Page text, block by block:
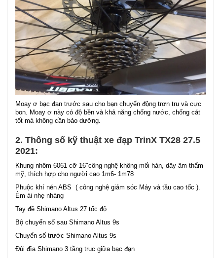
Moay ơ bạc đạn trước sau cho bạn chuyển động trơn tru và cực
bon. Moay ơ này có độ bền và khả năng chống nước, chống cát
tốt mà không cần bảo dưỡng.
2. Thông số kỹ thuật xe đạp TrinX TX28 27.5
2021:
Khung nhôm 6061 cỡ 16″công nghệ không mối hàn, dây âm thẩm
mỹ, thích hợp cho người cao 1m6- 1m78
Phuộc khí nén ABS ( công nghệ giảm sóc Máy và tầu cao tốc ).
Êm ái nhẹ nhàng
Tay đề Shimano Altus 27 tốc độ
Bộ chuyển số sau Shimano Altus 9s
Chuyển số trước Shimano Altus 9s
Đùi đĩa Shimano 3 tầng trục giữa bạc đạn